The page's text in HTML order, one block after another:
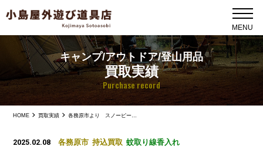
キャンプ/アウトドア/登山用品
買取実績
Purchase record
HOME 買取実績
2025.02.08 各務原市 持込買取 蚊取り線香入れ